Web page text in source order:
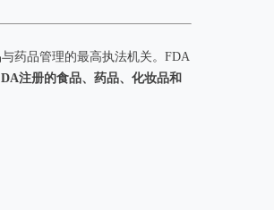
药品管理的最高执法机关。FDA
注册的食品、药品、化妆品和